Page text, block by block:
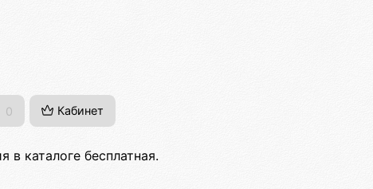
0 Кабинет
в каталоге бесплатная.